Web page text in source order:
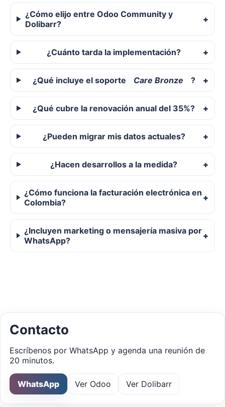
¿Cómo elijo entre Odoo Community y
Dolibarr?
¿Cuánto tarda la implementación?
¿Qué incluye el soporte Care Bronze ?
¿Qué cubre la renovación anual del 35%?
¿Pueden migrar mis datos actuales?
¿Hacen desarrollos a la medida?
¿Cómo funciona la facturación electrónica en
Colombia?
¿Incluyen marketing o mensajería masiva por
WhatsApp?
Contacto
Escríbenos por WhatsApp y agenda una reunión de
20 minutos.
WhatsApp Ver Odoo Ver Dolibarr